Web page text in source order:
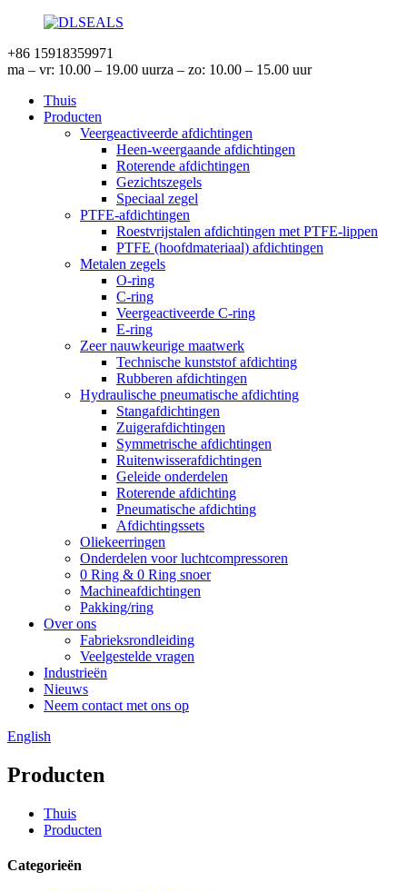
+86 15918359971
ma – vr: 10.00 – 19.00 uurza – zo: 10.00 – 15.00 uur
Thuis
Producten
Veergeactiveerde afdichtingen
Heen-weergaande afdichtingen
Roterende afdichtingen
Gezichtszegels
Speciaal zegel
PTFE-afdichtingen
Roestvrijstalen afdichtingen met PTFE-lippen
PTFE (hoofdmateriaal) afdichtingen
Metalen zegels
O-ring
C-ring
Veergeactiveerde C-ring
E-ring
Zeer nauwkeurige maatwerk
Technische kunststof afdichting
Rubberen afdichtingen
Hydraulische pneumatische afdichting
Stangafdichtingen
Zuigerafdichtingen
Symmetrische afdichtingen
Ruitenwisserafdichtingen
Geleide onderdelen
Roterende afdichting
Pneumatische afdichting
Afdichtingssets
Oliekeerringen
Onderdelen voor luchtcompressoren
0 Ring & 0 Ring snoer
Machineafdichtingen
Pakking/ring
Over ons
Fabrieksrondleiding
Veelgestelde vragen
Industrieën
Nieuws
Neem contact met ons op
English
Producten
Thuis
Producten
Categorieën